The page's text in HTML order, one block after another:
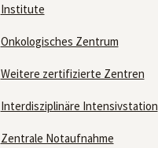
Institute
Onkologisches Zentrum
Weitere zertifizierte Zentren
Interdisziplinäre Intensivstation
Zentrale Notaufnahme